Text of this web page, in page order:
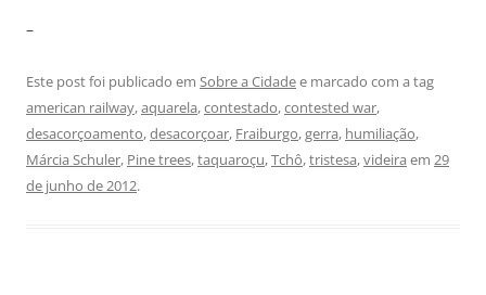
–
Este post foi publicado em Sobre a Cidadee marcado com a tag
american railway,aquarela,contestado,contested war,
desacorçoamento,desacorçoar, Fraiburgo,gerra, humiliação,
Márcia Schuler, Pine trees,taquaroçu,Tchô,tristesa,videira em 29
de junho de 2012.